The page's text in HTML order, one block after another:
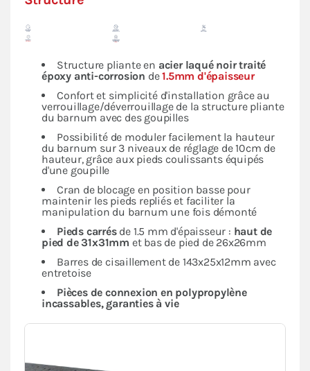
Structure pliante en acier laqué noir traité
époxy anti-corrosion de1.5mm d'épaisseur
Confort et simplicité d'installation grâce au
verrouillage/déverrouillage de la structure pliante
du barnum avec des goupilles
Possibilité de moduler facilement la hauteur
du barnum sur 3 niveaux de réglage de 10cm de
hauteur, grâce aux pieds coulissants équipés
d'une goupille
Cran de blocage en position basse pour
maintenir les pieds repliés et faciliter la
manipulation du barnum une fois démonté
Pieds carrésde 1.5 mm d'épaisseur : haut de
pied de 31x31mm et bas de pied de 26x26mm
Barres de cisaillement de 143x25x12mm avec
entretoise
Pièces de connexion en polypropylène
incassables, garanties à vie